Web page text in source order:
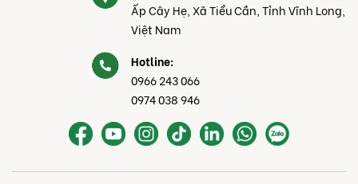
Ấp Cây Hẹ, Xã Tiểu Cần, Tỉnh Vĩnh Long,
Việt Nam
Hotline:
0966 243 066
0974 038 946